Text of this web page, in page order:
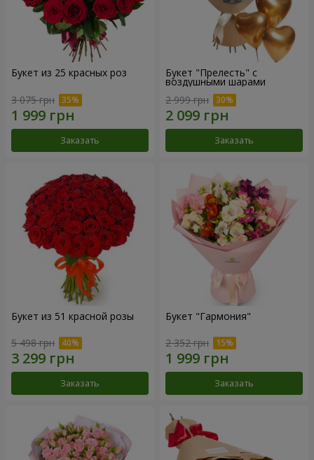
Букет из 25 красных роз
3 075 грн
Заказать
Букет "Прелесть" с
воздушными шарами
2 999 грн
Заказать
Букет из 51 красной розы
5 498 грн
Заказать
Букет "Гармония"
2 352 грн
Заказать